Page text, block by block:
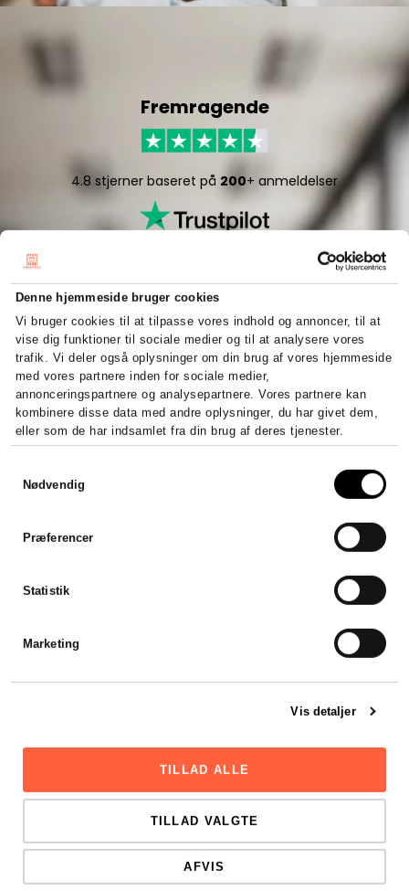
Denne hjemmeside bruger cookies
Vi bruger cookies til at tilpasse vores indhold og annoncer, til at
vise dig funktioner til sociale medier og til at analysere vores
trafik. Vi deler også oplysninger om din brug af vores hjemmeside
med vores partnere inden for sociale medier,
annonceringspartnere og analysepartnere. Vores partnere kan
kombinere disse data med andre oplysninger, du har givet dem,
eller som de har indsamlet fra din brug af deres tjenester.
Nødvendig
Præferencer
Statistik
Marketing
Vis detaljer
TILLAD ALLE
TILLAD VALGTE
AFVIS
Fremragende
4.8 stjerner baseret på 200+ anmeldelser
5/5 stjerner baseret på 50 + anmeldelser